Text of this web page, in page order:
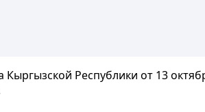
Кыргызской Республики от 13